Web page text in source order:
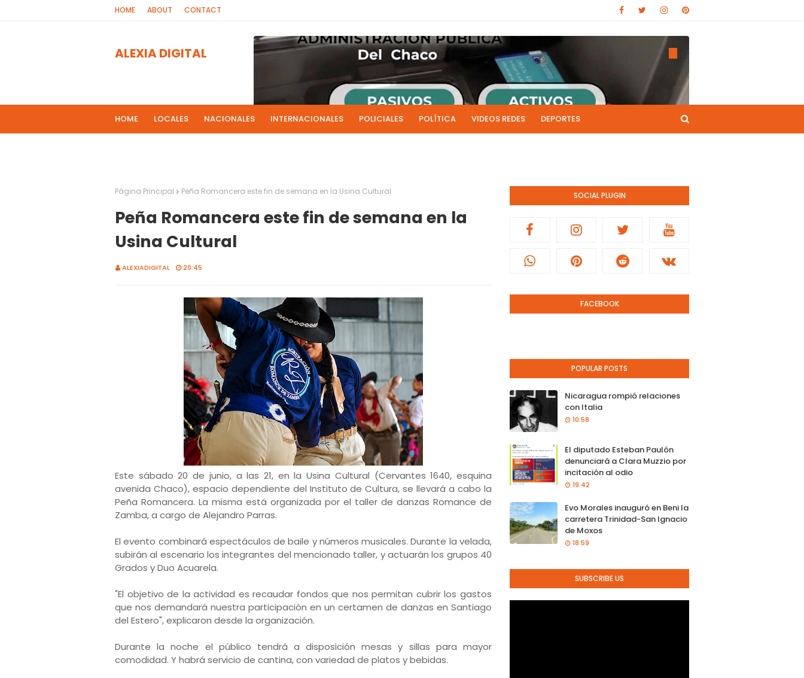
HOME ABOUT CONTACT
ALEXIA DIGITAL
HOME LOCALES NACIONALES INTERNACIONALES POLICIALES POLÍTICA VIDEOS REDES DEPORTES
Página Principal Peña Romancera este fin de semana en la Usina Cultural
Peña Romancera este fin de semana en la
Usina Cultural
ALEXIADIGITAL 20:45
Este sábado 20 de junio, a las 21, en la Usina Cultural (Cervantes 1640, esquina
avenida Chaco), espacio dependiente del Instituto de Cultura, se llevará a cabo la
Peña Romancera. La misma está organizada por el taller de danzas Romance de
Zamba, a cargo de Alejandro Parras.
El evento combinará espectáculos de baile y números musicales. Durante la velada,
subirán al escenario los integrantes del mencionado taller, y actuarán los grupos 40
Grados y Duo Acuarela.
"El objetivo de la actividad es recaudar fondos que nos permitan cubrir los gastos
que nos demandará nuestra participación en un certamen de danzas en Santiago
del Estero", explicaron desde la organización.
Durante la noche el público tendrá a disposición mesas y sillas para mayor
comodidad. Y habrá servicio de cantina, con variedad de platos y bebidas.
SOCIAL PLUGIN
FACEBOOK
POPULAR POSTS
Nicaragua rompió relaciones
con Italia
10:58
El diputado Esteban Paulón
denunciará a Clara Muzzio por
incitación al odio
19:42
Evo Morales inauguró en Beni la
carretera Trinidad-San Ignacio
de Moxos
18:59
SUBSCRIBE US